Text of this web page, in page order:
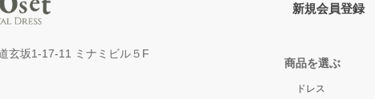
玄坂1-17-11 ミナミビル５F
新規会員登録
商品を選ぶ
ドレス